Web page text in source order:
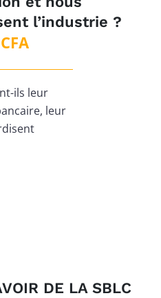
l’industrie ?
initial
:
CFALe
actuel
est :
0CFA.
ils leur
leur
DE LA SBLC